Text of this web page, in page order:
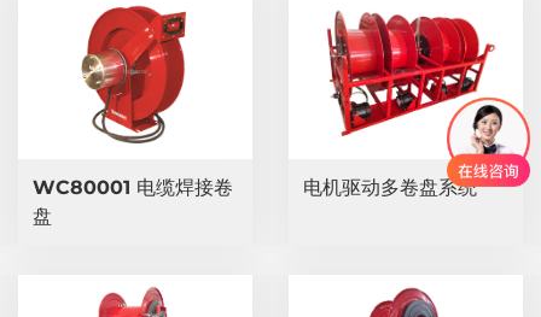
WC80001 电缆焊接卷
盘
电机驱动多卷盘系统